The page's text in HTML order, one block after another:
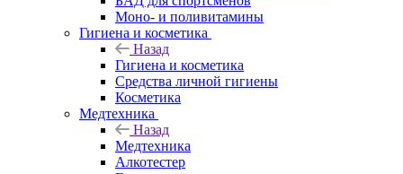
Моно- и поливитамины
Гигиена и косметика
Назад
Гигиена и косметика
Средства личной гигиены
Косметика
Медтехника
Назад
Медтехника
Алкотестер